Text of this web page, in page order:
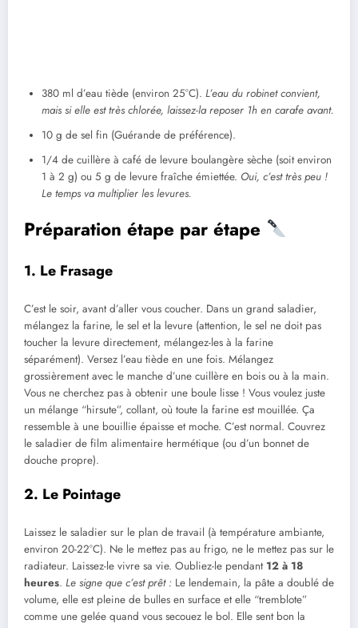
380 ml d’eau tiède (environ 25°C). L’eau du robinet convient,
mais si elle est très chlorée, laissez-la reposer 1h en carafe avant.
10 g de sel fin (Guérande de préférence).
1/4 de cuillère à café de levure boulangère sèche (soit environ
1 à 2 g) ou 5 g de levure fraîche émiettée. Oui, c’est très peu !
Le temps va multiplier les levures.
Préparation étape par étape
1. Le Frasage
C’est le soir, avant d’aller vous coucher. Dans un grand saladier,
mélangez la farine, le sel et la levure (attention, le sel ne doit pas
toucher la levure directement, mélangez-les à la farine
séparément). Versez l’eau tiède en une fois. Mélangez
grossièrement avec le manche d’une cuillère en bois ou à la main.
Vous ne cherchez pas à obtenir une boule lisse ! Vous voulez juste
un mélange “hirsute”, collant, où toute la farine est mouillée. Ça
ressemble à une bouillie épaisse et moche. C’est normal. Couvrez
le saladier de film alimentaire hermétique (ou d’un bonnet de
douche propre).
2. Le Pointage
Laissez le saladier sur le plan de travail (à température ambiante,
environ 20-22°C). Ne le mettez pas au frigo, ne le mettez pas sur le
radiateur. Laissez-le vivre sa vie. Oubliez-le pendant 12 à 18
heures. Le signe que c’est prêt : Le lendemain, la pâte a doublé de
volume, elle est pleine de bulles en surface et elle “tremblote”
comme une gelée quand vous secouez le bol. Elle sent bon la